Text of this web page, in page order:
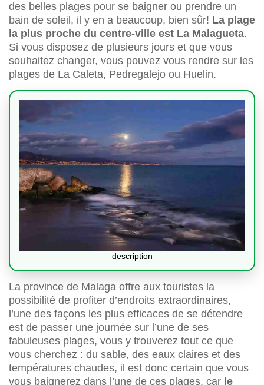
des belles plages pour se baigner ou prendre un
bain de soleil, il y en a beaucoup, bien sûr! La plage
la plus proche du centre-ville est La Malagueta.
Si vous disposez de plusieurs jours et que vous
souhaitez changer, vous pouvez vous rendre sur les
plages de La Caleta, Pedregalejo ou Huelin.
description
La province de Malaga offre aux touristes la
possibilité de profiter d’endroits extraordinaires,
l’une des façons les plus efficaces de se détendre
est de passer une journée sur l’une de ses
fabuleuses plages, vous y trouverez tout ce que
vous cherchez : du sable, des eaux claires et des
températures chaudes, il est donc certain que vous
vous baignerez dans l’une de ces plages, car le